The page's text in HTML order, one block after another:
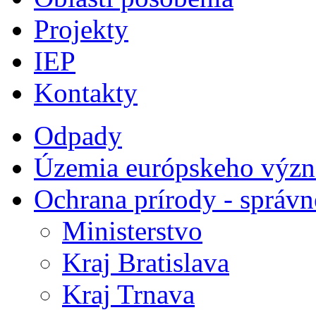
Projekty
IEP
Kontakty
Odpady
Územia európskeho
Ochrana prírody -
Ministerstvo
Kraj Bratislava
Kraj Trnava